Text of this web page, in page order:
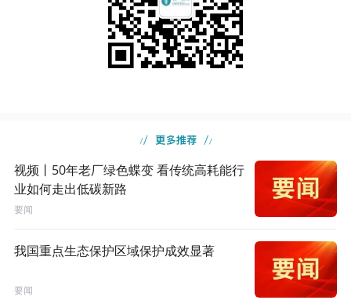
视频丨50年老厂绿色蝶变 看传统高耗能行
业如何走出低碳新路
要闻
我国重点生态保护区域保护成效显著
要闻